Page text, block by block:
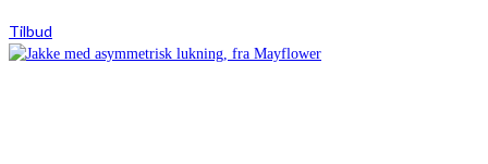
Tilbud